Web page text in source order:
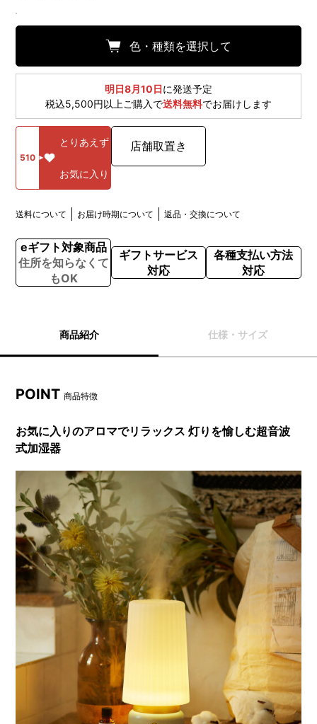
色・種類を選択して
明日8月10日に発送予定
税込5,500円以上ご購入で送料無料でお届けします
510
とりあえず
お気に入り
店舗取置き
送料について お届け時期について 返品・交換について
eギフト対象商品
住所を知らなくて
もOK
ギフトサービス
対応
各種支払い方法
対応
商品紹介 仕様・サイズ
POINT商品特徴
お気に入りのアロマでリラックス 灯りを愉しむ超音波
式加湿器